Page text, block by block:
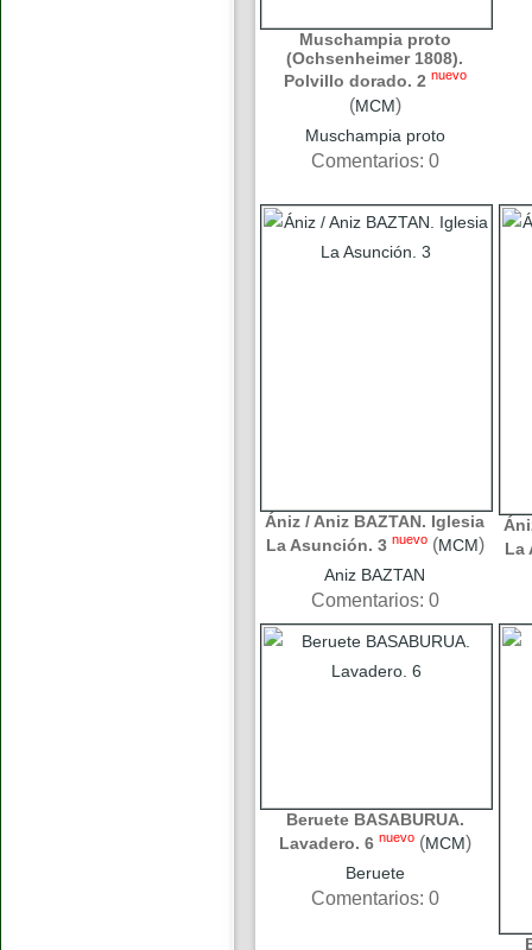
Muschampia proto
(Ochsenheimer 1808).
Polvillo dorado. 2 nuevo
(MCM)
Muschampia proto
Comentarios: 0
Ániz / Aniz BAZTAN. Iglesia
La Asunción. 3 nuevo (MCM)
Aniz BAZTAN
Comentarios: 0
La
Beruete BASABURUA.
Lavadero. 6 nuevo (MCM)
Beruete
Comentarios: 0